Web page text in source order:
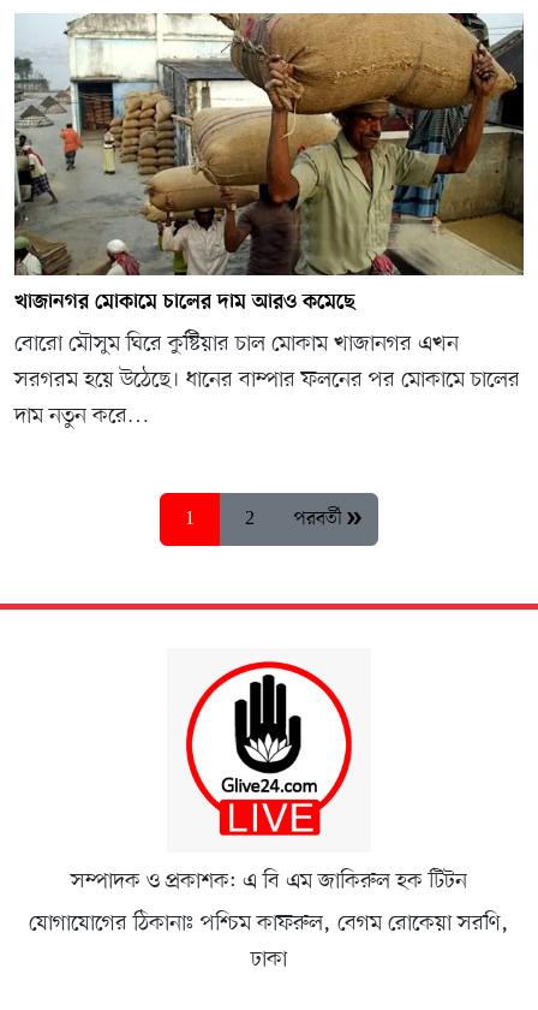
খাজানগর মোকামে চালের দাম আরও কমেছে
বোরো মৌসুম ঘিরে কুষ্টিয়ার চাল মোকাম খাজানগর এখন
সরগরম হয়ে উঠেছে। ধানের বাম্পার ফলনের পর মোকামে চালের
দাম নতুন করে…
1 2 পরবর্তী »
সম্পাদক ও প্রকাশক: এ বি এম জাকিরুল হক টিটন
যোগাযোগের ঠিকানাঃ পশ্চিম কাফরুল, বেগম রোকেয়া সরণি,
ঢাকা